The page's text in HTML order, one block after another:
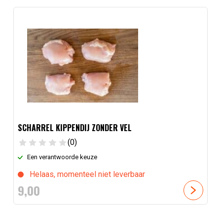
SCHARREL KIPPENDIJ ZONDER VEL
(0)
Een verantwoorde keuze
Helaas, momenteel niet leverbaar
9,00